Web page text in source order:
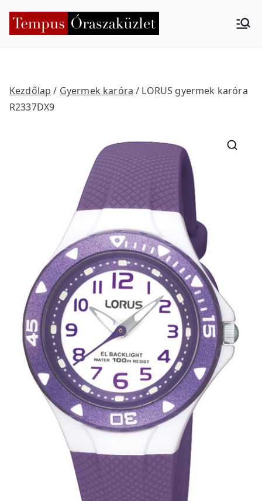
Tempus
küzlet
Kezdőlap / Gyermek karóra / LORUS gyermek karóra
R2337DX9